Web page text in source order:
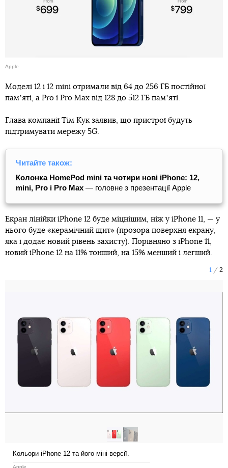
Apple
Моделі 12 і 12 mini отримали від 64 до 256 ГБ постійної
памʼяті, а Pro і Pro Max від 128 до 512 ГБ памʼяті.
Глава компанії Тім Кук заявив, що пристрої будуть
підтримувати мережу 5G.
Читайте також:
Колонка HomePod mini та чотири нові iPhone: 12,
mini, Pro і Pro Max — головне з презентації Apple
Екран лінійки iPhone 12 буде міцнішим, ніж у iPhone 11, — у
нього буде «керамічний щит» (прозора поверхня екрану,
яка і додає новий рівень захисту). Порівняно з iPhone 11,
новий iPhone 12 на 11% тонший, на 15% менший і легший.
1 2
Кольори iPhone 12 та його міні-версії.